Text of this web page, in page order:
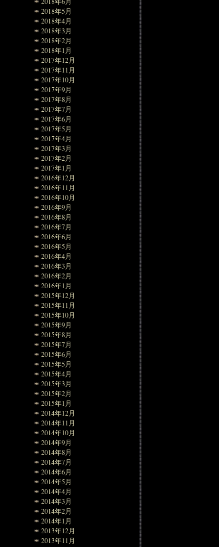
2018年5月
2018年4月
2018年3月
2018年2月
2018年1月
2017年12月
2017年11月
2017年10月
2017年9月
2017年8月
2017年7月
2017年6月
2017年5月
2017年4月
2017年3月
2017年2月
2017年1月
2016年12月
2016年11月
2016年10月
2016年9月
2016年8月
2016年7月
2016年6月
2016年5月
2016年4月
2016年3月
2016年2月
2016年1月
2015年12月
2015年11月
2015年10月
2015年9月
2015年8月
2015年7月
2015年6月
2015年5月
2015年4月
2015年3月
2015年2月
2015年1月
2014年12月
2014年11月
2014年10月
2014年9月
2014年8月
2014年7月
2014年6月
2014年5月
2014年4月
2014年3月
2014年2月
2014年1月
2013年12月
2013年11月